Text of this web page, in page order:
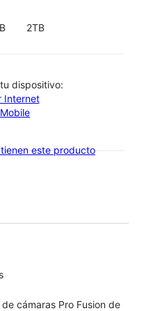
2TB
dispositivo:
Internet
este producto
de cámaras Pro Fusion de